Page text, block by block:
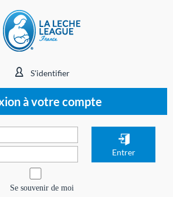
S'identifier
à votre compte
Se souvenir de moi